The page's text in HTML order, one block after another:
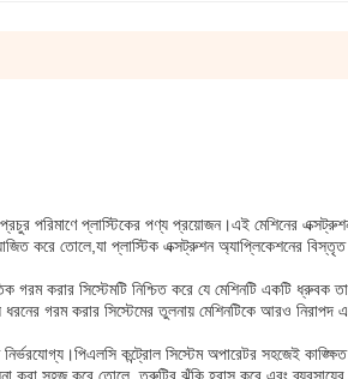
পরিমাণে প্লাস্টিকের পণ্য প্রয়োজন।এই মেশিনের
করে তোলে,যা প্লাস্টিক এক্সট্রুশন অ্যাপ্লিকেশনের
গরম করার সিস্টেমটি নিশ্চিত করে যে মেশিনটি একটি ধ্রুবক
গরম করার সিস্টেমের তুলনায় মেশিনটিকে আরও নিরাপদ
কন্ট্রোল সিস্টেম অপারেটর সহজেই